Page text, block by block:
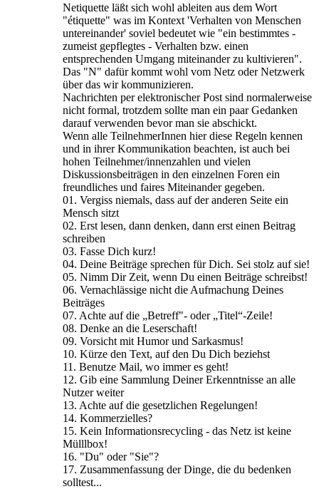
Netiquette läßt sich wohl ableiten aus dem Wort
"étiquette" was im Kontext 'Verhalten von Menschen
untereinander' soviel bedeutet wie "ein bestimmtes -
zumeist gepflegtes - Verhalten bzw. einen
entsprechenden Umgang miteinander zu kultivieren".
Das "N" dafür kommt wohl vom Netz oder Netzwerk
über das wir kommunizieren.
Nachrichten per elektronischer Post sind normalerweise
nicht formal, trotzdem sollte man ein paar Gedanken
darauf verwenden bevor man sie abschickt.
Wenn alle TeilnehmerInnen hier diese Regeln kennen
und in ihrer Kommunikation beachten, ist auch bei
hohen Teilnehmer/innenzahlen und vielen
Diskussionsbeiträgen in den einzelnen Foren ein
freundliches und faires Miteinander gegeben.
01. Vergiss niemals, dass auf der anderen Seite ein
Mensch sitzt
02. Erst lesen, dann denken, dann erst einen Beitrag
schreiben
03. Fasse Dich kurz!
04. Deine Beiträge sprechen für Dich. Sei stolz auf sie!
05. Nimm Dir Zeit, wenn Du einen Beiträge schreibst!
06. Vernachlässige nicht die Aufmachung Deines
Beiträges
07. Achte auf die „Betreff"- oder „Titel“-Zeile!
08. Denke an die Leserschaft!
09. Vorsicht mit Humor und Sarkasmus!
10. Kürze den Text, auf den Du Dich beziehst
11. Benutze Mail, wo immer es geht!
12. Gib eine Sammlung Deiner Erkenntnisse an alle
Nutzer weiter
13. Achte auf die gesetzlichen Regelungen!
14. Kommerzielles?
15. Kein Informationsrecycling - das Netz ist keine
Mülllbox!
16. "Du" oder "Sie"?
17. Zusammenfassung der Dinge, die du bedenken
solltest...